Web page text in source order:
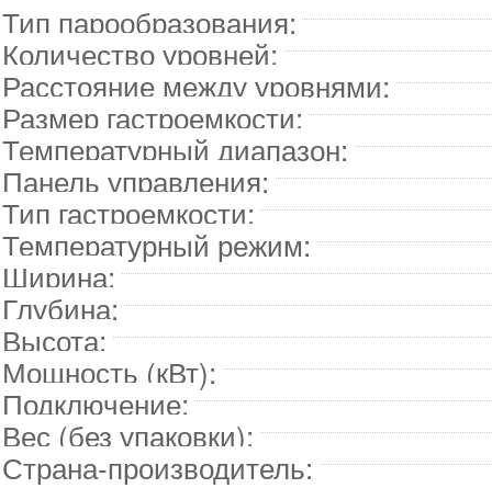
Тип парообразования:
Количество уровней:
Расстояние между уровнями:
Размер гастроемкости:
Температурный диапазон:
Панель управления:
Тип гастроемкости:
Температурный режим:
Ширина:
Глубина:
Высота:
Мощность (кВт):
Подключение:
Вес (без упаковки):
Страна-производитель: